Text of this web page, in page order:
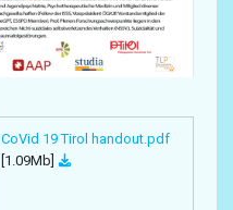
CoVid 19 Tirol handout.pdf
[1.09Mb]